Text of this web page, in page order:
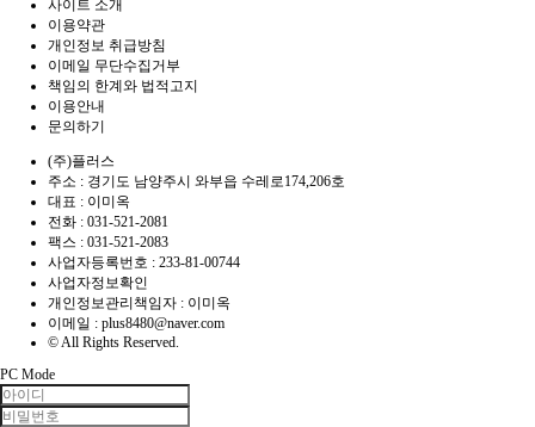
사이트 소개
이용약관
개인정보 취급방침
이메일 무단수집거부
책임의 한계와 법적고지
이용안내
문의하기
(주)플러스
주소 : 경기도 남양주시 와부읍 수레로174,206호
대표 : 이미옥
전화 : 031-521-2081
팩스 : 031-521-2083
사업자등록번호 : 233-81-00744
사업자정보확인
개인정보관리책임자 : 이미옥
이메일 : plus8480@naver.com
© All Rights Reserved.
PC Mode